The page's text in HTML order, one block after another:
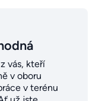
vás, kteří
v oboru
v terénu